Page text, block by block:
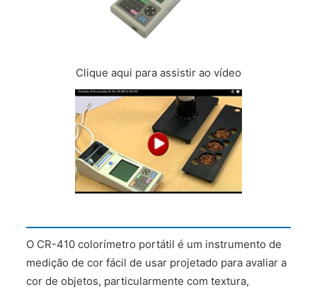
Clique aqui para assistir ao vídeo
O CR-410 colorímetro portátil é um instrumento de
medição de cor fácil de usar projetado para avaliar a
cor de objetos, particularmente com textura,